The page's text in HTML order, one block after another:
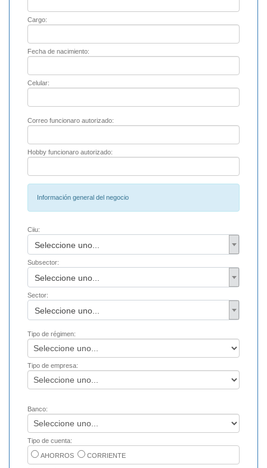
Cargo:
Fecha de nacimiento:
Celular:
Correo funcionaro autorizado:
Hobby funcionaro autorizado:
Información general del negocio
Ciiu:
Seleccione uno...
Subsector:
Seleccione uno...
Sector:
Seleccione uno...
Tipo de régimen:
Tipo de empresa:
Banco:
Tipo de cuenta:
AHORROS CORRIENTE